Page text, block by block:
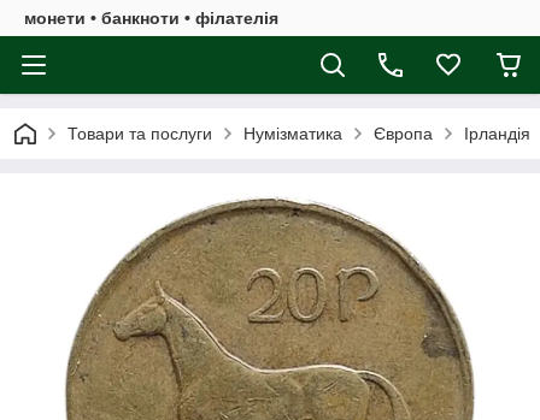
монети • банкноти • філателія
Товари та послуги Нумізматика Європа Ірландія